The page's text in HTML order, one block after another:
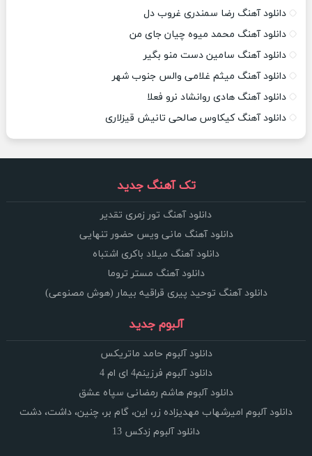
دانلود آهنگ رضا سمندری غروب دل
دانلود آهنگ محمد میوه چیان جای من
دانلود آهنگ سامین دست منو بگیر
دانلود آهنگ میثم غلامی والس جنوب شهر
دانلود آهنگ هادی روانشاد نرو فعلا
دانلود آهنگ کیکاوس صالحی تانیش قیزلاری
تک آهنگ جدید
دانلود آهنگ تور زمری تقدیر
دانلود آهنگ مانی ویس حضور تنهایی
دانلود آهنگ میلاد باکری اشتباه
دانلود آهنگ مستر تروما
دانلود آهنگ توحید پیری قراقیه بیمار (هوش مصنوعی)
آلبوم جدید
دانلود آلبوم حامد ماتریکس
دانلود آلبوم فرزینم4 ای ام 4
دانلود آلبوم هاشم رمضانی سپاه عشق
دانلود آلبوم امیرشهاب مهدیزاده زر، این، گام بر، چنین، داشت، دشت
دانلود آلبوم زدکس 13